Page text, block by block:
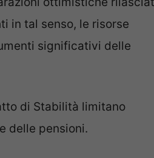
in tal senso, le risorse
significativi delle
di Stabilità limitano
delle pensioni.